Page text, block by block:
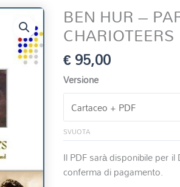
BEN HUR –
CHARIOTEERS
€95,00
Versione
SVUOTA
Il PDF sarà disponibile per
conferma di pagamento.